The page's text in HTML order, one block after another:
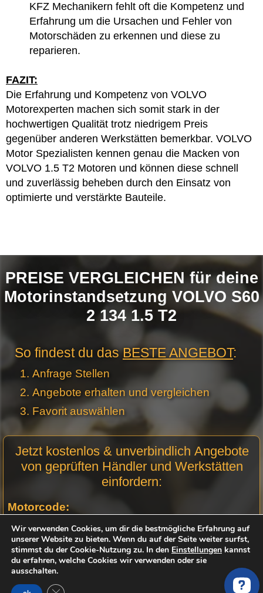
KFZ Mechanikern fehlt oft die Kompetenz und
Erfahrung um die Ursachen und Fehler von
Motorschäden zu erkennen und diese zu
reparieren.
FAZIT:
Die Erfahrung und Kompetenz von VOLVO
Motorexperten machen sich somit stark in der
hochwertigen Qualität trotz niedrigem Preis
gegenüber anderen Werkstätten bemerkbar. VOLVO
Motor Spezialisten kennen genau die Macken von
VOLVO 1.5 T2 Motoren und können diese schnell
und zuverlässig beheben durch den Einsatz von
optimierte und verstärkte Bauteile.
PREISE VERGLEICHEN für deine
Motorinstandsetzung VOLVO S60
2 134 1.5 T2
So findest du dasBESTE ANGEBOT:
Anfrage Stellen
Angebote erhalten und vergleichen
Favorit auswählen
Anfrage
Stellen -
Jetzt kostenlos & unverbindlich Angebote
von geprüften Händler und Werkstätten
einfordern:
Motorcode:
Optional
Fahrgestellnummer (FIN):
Wir verwenden Cookies, um dir die bestmögliche Erfahrung auf
unserer Website zu bieten. Wenn du auf der Seite weiter surfst,
stimmst du der Cookie-Nutzung zu. In den Einstellungen kannst
du erfahren, welche Cookies wir verwenden oder sie
ausschalten.
GDPR Cookie-Banner schließen